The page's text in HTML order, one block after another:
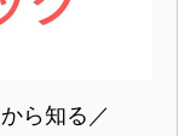
ら知る／